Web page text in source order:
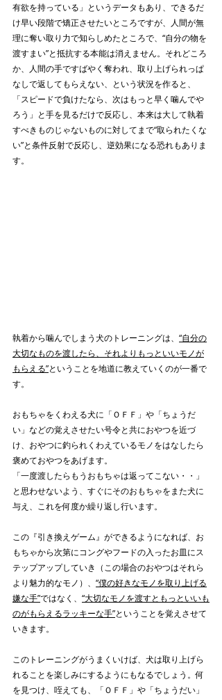
有欲を持っている」というデータもあり、できるだ
け早い段階で矯正させたいところですが、人間が無
理に奪い取り力で知らしめたところで、“自分の物を
渡すまい”と抵抗する本能は消えません。それどころ
か、人間の手ですばやく奪われ、取り上げられっぱ
なしで返してもらえない、という状況を作ると、
「スピードで負けたなら、次はもっと早く噛んでや
ろう」と手を見るだけで反応し、本来は大して執着
すべきものじゃないものに対してまで“取られたくな
い”と条件反射で反応し、逆効果になる恐れもありま
す。
執着から噛んでしまう犬のトレーニングは、 “自分の
大切なものを渡したら、それよりもっといいモノが
もらえる”ということを地道に教えていくのが一番で
す。
おもちゃをくわえる犬に「ＯＦＦ」や「ちょうだ
い」などの覚えさせたい号令と共におやつを近づ
け、おやつに釣られくわえているモノをはなしたら
褒めておやつをあげます。
「一度渡したらもうおもちゃは返ってこない・・」
と思わせないよう、すぐにそのおもちゃをまた犬に
与え、これを何度か繰り返し行います。
この『引き換えゲーム』ができるようになれば、お
もちゃから次第にコングやフードの入ったお皿にス
テップアップしていき（この場合のおやつはそれら
より魅力的なモノ）、 “僕の好きなモノを取り上げる
嫌な手”ではなく、 “大切なモノを渡すともっといいも
のがもらえるラッキーな手”ということを覚えさせて
いきます。
このトレーニングがうまくいけば、犬は取り上げら
れることを楽しみにするようにもなるでしょう。何
を見つけ、咥えても、「ＯＦＦ」や「ちょうだい」